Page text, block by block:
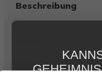
Beschreibung